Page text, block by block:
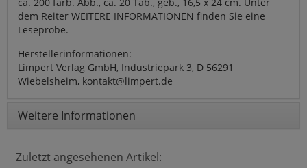
dem Reiter WEITERE INFORMATIONEN finden Sie eine
Leseprobe.
Herstellerinformationen:
Limpert Verlag GmbH, Industriepark 3, D 56291
Wiebelsheim, kontakt@limpert.de
Weitere Informationen
Zuletzt angesehenen Artikel: